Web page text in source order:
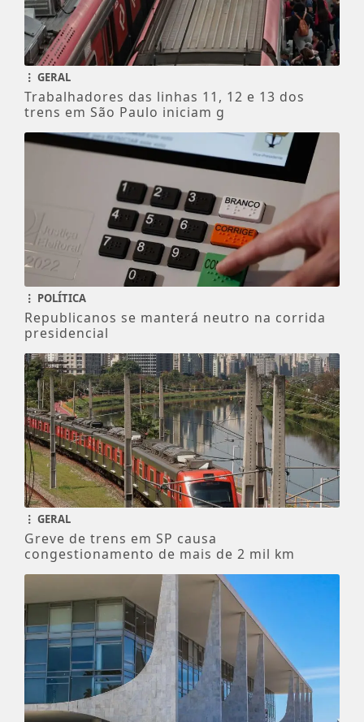
GERAL
Trabalhadores das linhas 11, 12 e 13 dos
trens em São Paulo iniciam g
POLÍTICA
Republicanos se manterá neutro na corrida
presidencial
GERAL
Greve de trens em SP causa
congestionamento de mais de 2 mil km